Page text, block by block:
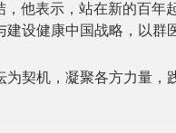
，他表示，站在新的百
设健康中国战略，以
机，凝聚各方力量，